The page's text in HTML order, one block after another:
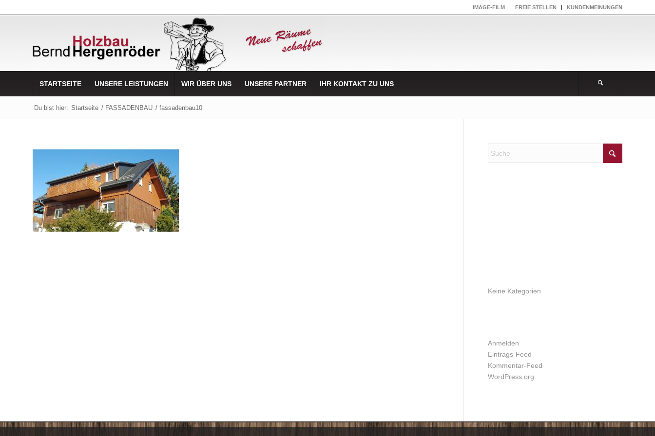
IMAGE-FILM FREIE STELLEN KUNDENMEINUNGEN
STARTSEITE UNSERE LEISTUNGEN WIR ÜBER UNS UNSERE PARTNER IHR KONTAKT ZU UNS
Du bist hier: Startseite / FASSADENBAU / fassadenbau10
Keine Kategorien
Anmelden
Eintrags-Feed
Kommentar-Feed
WordPress.org